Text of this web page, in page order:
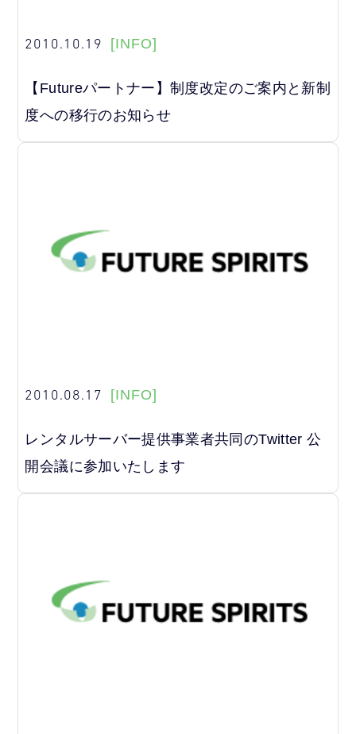
2010.10.19 [INFO]
【Futureパートナー】制度改定のご案内と新制
度への移行のお知らせ
2010.08.17 [INFO]
レンタルサーバー提供事業者共同のTwitter 公
開会議に参加いたします